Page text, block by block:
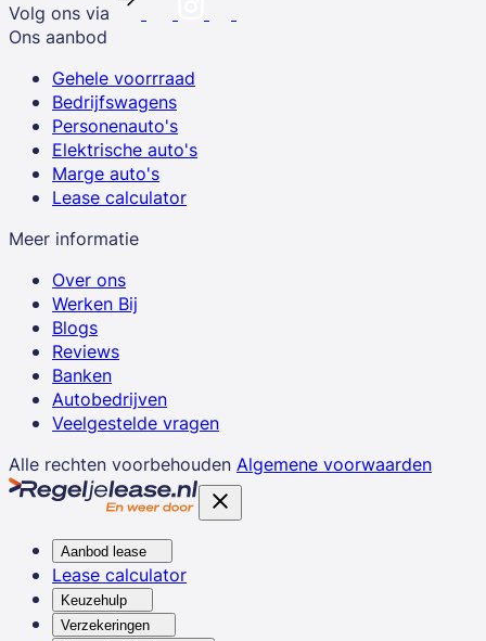
Volg ons via
Ons aanbod
Gehele voorrraad
Bedrijfswagens
Personenauto's
Elektrische auto's
Marge auto's
Lease calculator
Meer informatie
Over ons
Werken Bij
Blogs
Reviews
Banken
Autobedrijven
Veelgestelde vragen
Alle rechten voorbehouden Algemene voorwaarden
Aanbod lease
Lease calculator
Keuzehulp
Verzekeringen